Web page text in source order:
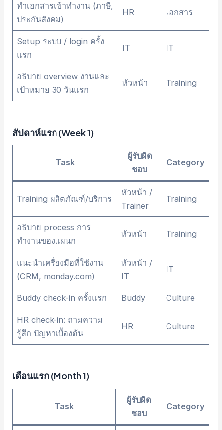
ทำเอกสารเข้าทำงาน (ภาษี,
ประกันสังคม)
HR เอกสาร
Setup ระบบ / login ครั้ง
แรก
IT IT
อธิบาย overview งานและ
เป้าหมาย 30 วันแรก
หัวหน้า Training
สัปดาห์แรก (Week 1)
Task
ผู้รับผิด
ชอบ
Category
Training ผลิตภัณฑ์/บริการ
หัวหน้า /
Trainer
Training
อธิบาย process การ
ทำงานของแผนก
หัวหน้า Training
แนะนำเครื่องมือที่ใช้งาน
(CRM, monday.com)
หัวหน้า /
IT
IT
Buddy check-in ครั้งแรก Buddy Culture
HR check-in: ถามความ
รู้สึก ปัญหาเบื้องต้น
HR Culture
เดือนแรก (Month 1)
Task
ผู้รับผิด
ชอบ
Category